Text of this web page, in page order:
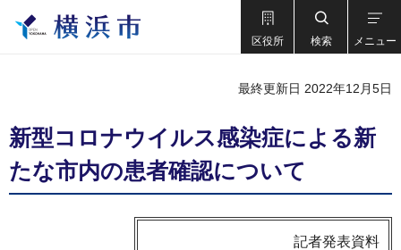
区役所 検索 メニュー
最終更新日 2022年12月5日
新型コロナウイルス感染症による新
たな市内の患者確認について
記者発表資料